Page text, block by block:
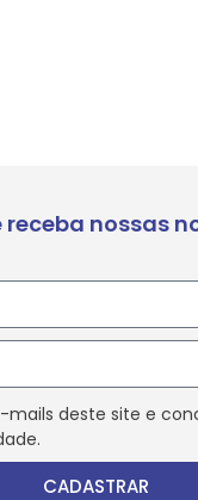
nossas
mails deste site e
CADASTRAR